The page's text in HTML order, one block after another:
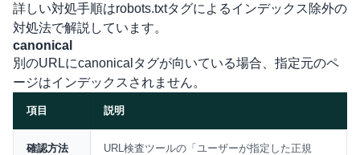
詳しい対処手順はrobots.txtタグによるインデックス除外の
対処法で解説しています。
canonical
別のURLにcanonicalタグが向いている場合、指定元のペ
ージはインデックスされません。
項目 説明
確認方法
URL検査ツールの「ユーザーが指定した正規